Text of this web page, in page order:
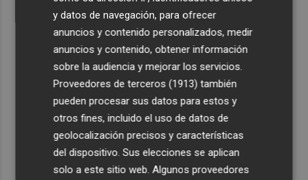
y datos de navegación, para ofrecer
anuncios y contenido personalizados, medir
anuncios y contenido, obtener información
sobre la audiencia y mejorar los servicios.
Proveedores de terceros (1913) también
pueden procesar sus datos para estos y
otros fines, incluido el uso de datos de
geolocalización precisos y características
del dispositivo. Sus elecciones se aplican
solo a este sitio web. Algunos proveedores